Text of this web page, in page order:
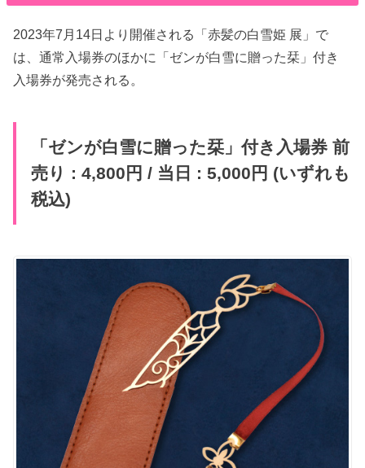
2023年7月14日より開催される「赤髪の白雪姫 展」で
は、通常入場券のほかに「ゼンが白雪に贈った栞」付き
入場券が発売される。
「ゼンが白雪に贈った栞」付き入場券 前
売り : 4,800円 / 当日 : 5,000円 (いずれも
税込)